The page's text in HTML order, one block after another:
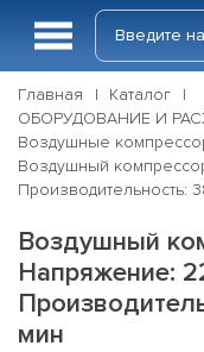
Главная
Каталог
ОБОРУДОВАНИЕ И
Воздушные
Воздушный
Производительность:
Воздушный
Напряжение:
мин